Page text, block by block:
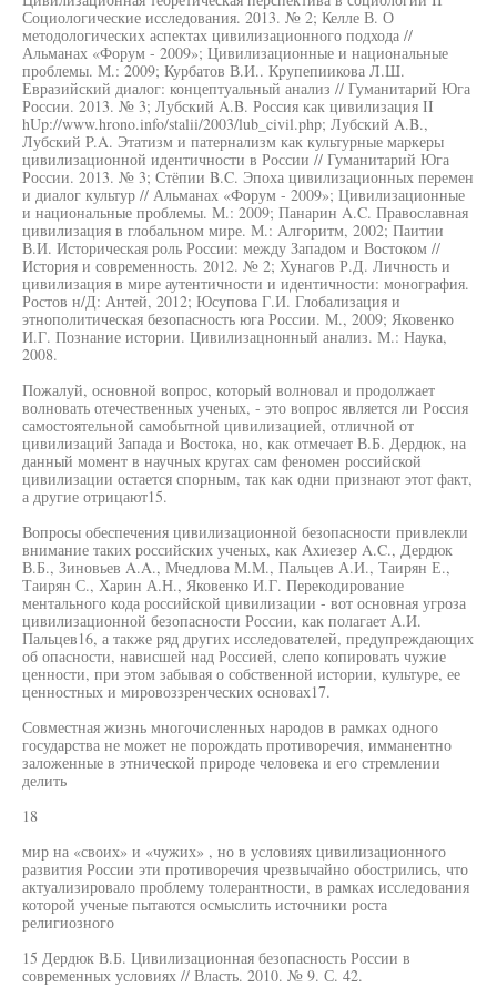
Социологические исследования. 2013. № 2; Келле В. О
методологических аспектах цивилизационного подхода //
Альманах «Форум - 2009»; Цивилизационные и национальные
проблемы. М.: 2009; Курбатов В.И.. Крупепиикова Л.Ш.
Евразийский диалог: концептуальный анализ // Гуманитарий Юга
России. 2013. № 3; Лубский A.B. Россия как цивилизация II
hUp://www.hrono.info/stalii/2003/lub_civil.php; Лубский A.B.,
Лубский P.A. Этатизм и патернализм как культурные маркеры
цивилизационной идентичности в России // Гуманитарий Юга
России. 2013. № 3; Стёпии B.C. Эпоха цивилизационных перемен
и диалог культур // Альманах «Форум - 2009»; Цивилизационные
и национальные проблемы. М.: 2009; Панарин A.C. Православная
цивилизация в глобальном мире. М.: Алгоритм, 2002; Паитии
В.И. Историческая роль России: между Западом и Востоком //
История и современность. 2012. № 2; Хунагов Р.Д. Личность и
цивилизация в мире аутентичности и идентичности: монография.
Ростов н/Д: Антей, 2012; Юсупова Г.И. Глобализация и
этнополитическая безопасность юга России. М., 2009; Яковенко
И.Г. Познание истории. Цивилизацнонный анализ. М.: Наука,
2008.
Пожалуй, основной вопрос, который волновал и продолжает
волновать отечественных ученых, - это вопрос является ли Россия
самостоятельной самобытной цивилизацией, отличной от
цивилизаций Запада и Востока, но, как отмечает В.Б. Дердюк, на
данный момент в научных кругах сам феномен российской
цивилизации остается спорным, так как одни признают этот факт,
а другие отрицают15.
Вопросы обеспечения цивилизационной безопасности привлекли
внимание таких российских ученых, как Ахиезер A.C., Дердюк
В.Б., Зиновьев A.A., Мчедлова М.М., Пальцев А.И., Таирян Е.,
Таирян С., Харин А.Н., Яковенко И.Г. Перекодирование
ментального кода российской цивилизации - вот основная угроза
цивилизационной безопасности России, как полагает А.И.
Пальцев16, а также ряд других исследователей, предупреждающих
об опасности, нависшей над Россией, слепо копировать чужие
ценности, при этом забывая о собственной истории, культуре, ее
ценностных и мировоззренческих основах17.
Совместная жизнь многочисленных народов в рамках одного
государства не может не порождать противоречия, имманентно
заложенные в этнической природе человека и его стремлении
делить
18
мир на «своих» и «чужих» , но в условиях цивилизационного
развития России эти противоречия чрезвычайно обострились, что
актуализировало проблему толерантности, в рамках исследования
которой ученые пытаются осмыслить источники роста
религиозного
15 Дердюк В.Б. Цивилизационная безопасность России в
современных условиях // Власть. 2010. № 9. С. 42.